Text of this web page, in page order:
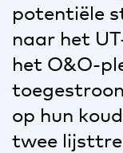
potentiële
naar het
het O&O-
op hun
twee